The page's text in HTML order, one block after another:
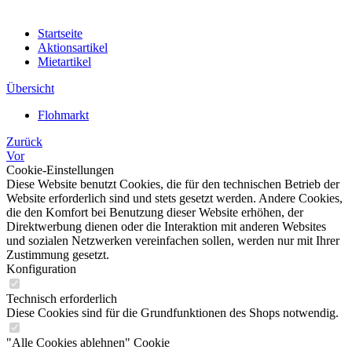
Startseite
Aktionsartikel
Mietartikel
Übersicht
Flohmarkt
Zurück
Vor
Cookie-Einstellungen
Diese Website benutzt Cookies, die für den technischen Betrieb der
Website erforderlich sind und stets gesetzt werden. Andere Cookies,
die den Komfort bei Benutzung dieser Website erhöhen, der
Direktwerbung dienen oder die Interaktion mit anderen Websites
und sozialen Netzwerken vereinfachen sollen, werden nur mit Ihrer
Zustimmung gesetzt.
Konfiguration
Technisch erforderlich
Diese Cookies sind für die Grundfunktionen des Shops notwendig.
"Alle Cookies ablehnen" Cookie